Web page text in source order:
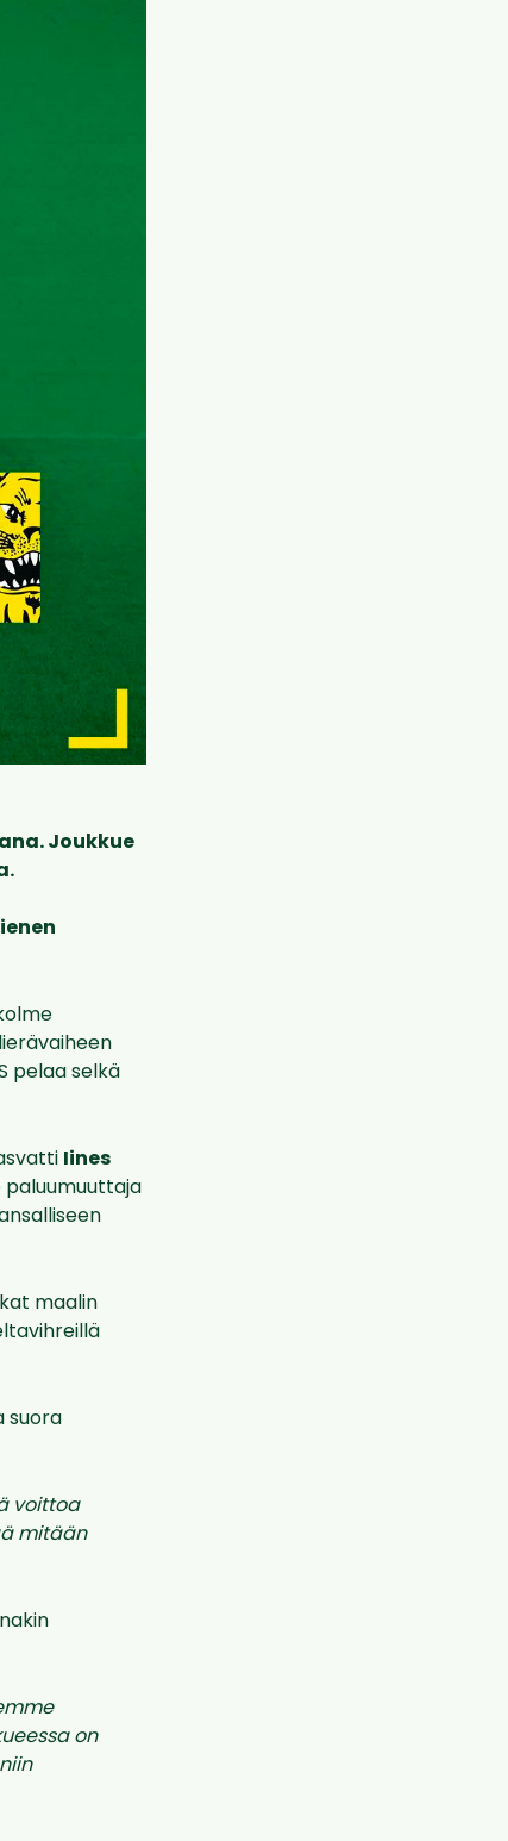
Joukkue
pelaa selkä
Iines
paluumuuttaja
maalin
suora
voittoa
mitään
on